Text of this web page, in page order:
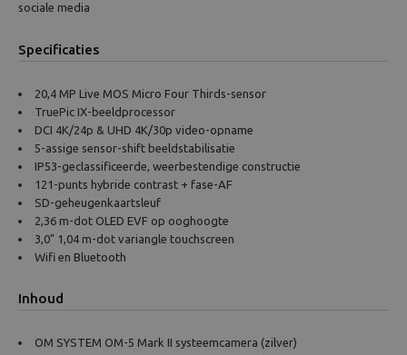
sociale media
Specificaties
20,4 MP Live MOS Micro Four Thirds-sensor
TruePic IX-beeldprocessor
DCI 4K/24p & UHD 4K/30p video-opname
5-assige sensor-shift beeldstabilisatie
IP53-geclassificeerde, weerbestendige constructie
121-punts hybride contrast + fase-AF
SD-geheugenkaartsleuf
2,36 m-dot OLED EVF op ooghoogte
3,0" 1,04 m-dot variangle touchscreen
Wifi en Bluetooth
Inhoud
OM SYSTEM OM-5 Mark II systeemcamera (zilver)